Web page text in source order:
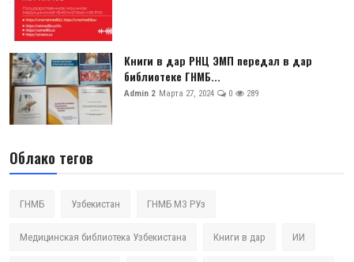
Книги в дар РНЦ ЭМП передал в дар
библиотеке ГНМБ...
Admin 2 Марта 27, 2024 0 289
Облако тегов
ГНМБ Узбекистан ГНМБ МЗ РУз
Медицинская библиотека Узбекистана Книги в дар ИИ